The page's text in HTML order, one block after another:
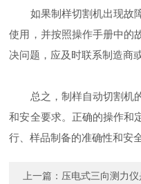
如果制样切割机出现故障
使用，并按照操作手册中的
决问题，应及时联系制造商
总之，制样自动切割机的
和安全要求。正确的操作和
行、样品制备的准确性和安
上一篇： 压电式三向测力